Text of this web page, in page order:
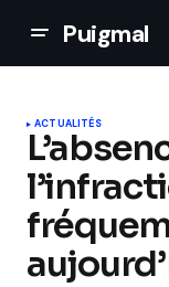
Puigmal
ACTUALITÉS